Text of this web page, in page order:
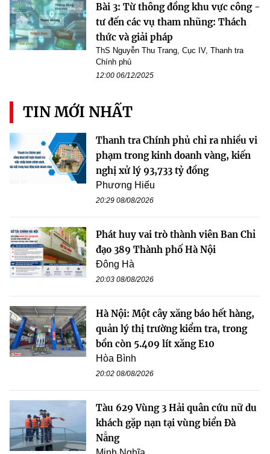
Bài 3: Từ thông đồng khu vực công -
tư đến các vụ tham nhũng: Thách
thức và giải pháp
ThS Nguyễn Thu Trang, Cục IV, Thanh tra
Chính phủ
12:00 06/12/2025
TIN MỚI NHẤT
Thanh tra Chính phủ chỉ ra nhiều vi
phạm trong kinh doanh vàng, kiến
nghị xử lý 93,733 tỷ đồng
Phương Hiếu
20:29 08/08/2026
Phát huy vai trò thành viên Ban Chỉ
đạo 389 Thành phố Hà Nội
Đông Hà
20:03 08/08/2026
Hà Nội: Một cây xăng báo hết hàng,
quản lý thị trường kiểm tra, trong
bồn còn 5.409 lít xăng E10
Hòa Bình
20:02 08/08/2026
Tàu 629 Vùng 3 Hải quân cứu nữ du
khách gặp nạn tại vùng biển Đà
Nẵng